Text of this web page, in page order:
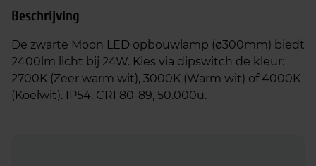
Beschrijving
De zwarte Moon LED opbouwlamp (ø300mm) biedt
2400lm licht bij 24W. Kies via dipswitch de kleur:
2700K (Zeer warm wit), 3000K (Warm wit) of 4000K
(Koelwit). IP54, CRI 80-89, 50.000u.